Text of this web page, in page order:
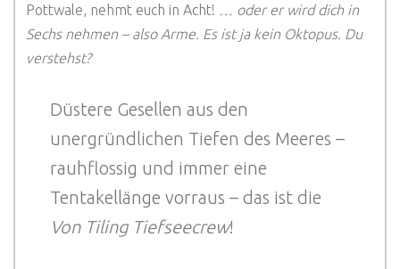
Pottwale, nehmt euch in Acht! … oder er wird dich in
Sechs nehmen – also Arme. Es ist ja kein Oktopus. Du
verstehst?
Düstere Gesellen aus den
unergründlichen Tiefen des Meeres –
rauhflossig und immer eine
Tentakellänge vorraus – das ist die
Von Tiling Tiefseecrew!